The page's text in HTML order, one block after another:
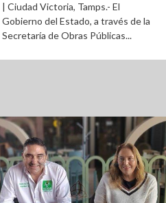
| Ciudad Victoria, Tamps.- El
Gobierno del Estado, a través de la
Secretaría de Obras Públicas...